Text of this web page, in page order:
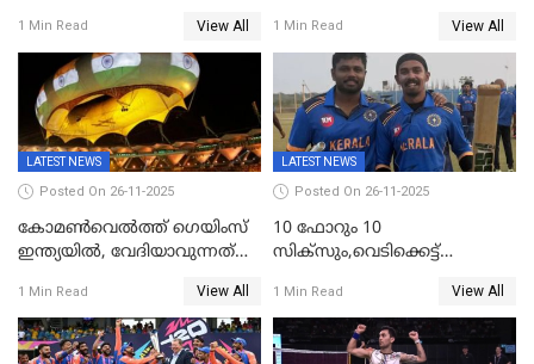
1 Min Read View All
മത്സരങ്ങൾ ​ഗ്രീൻഫീൽഡിൽ
1 Min Read View All
LATEST NEWS
Posted On 26-11-2025
കോമൺവെൽത്ത് ഗെയിംസ്
ഇന്ത്യയിൽ, വേദിയാവുന്നത്
1 Min Read View All
LATEST NEWS
Posted On 26-11-2025
10 ഫോറും 10
സിക്‌സും,വെടിക്കെട്ട്
അര്‍ധ സെഞ്ചുറിയുമായി
സഞ്ജു; ഒഡിഷയെ 10
വിക്കറ്റിന് തകര്‍ത്ത് കേരളം
1 Min Read View All